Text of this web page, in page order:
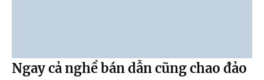
Ngay cả nghề bán dẫn cũng chao đảo